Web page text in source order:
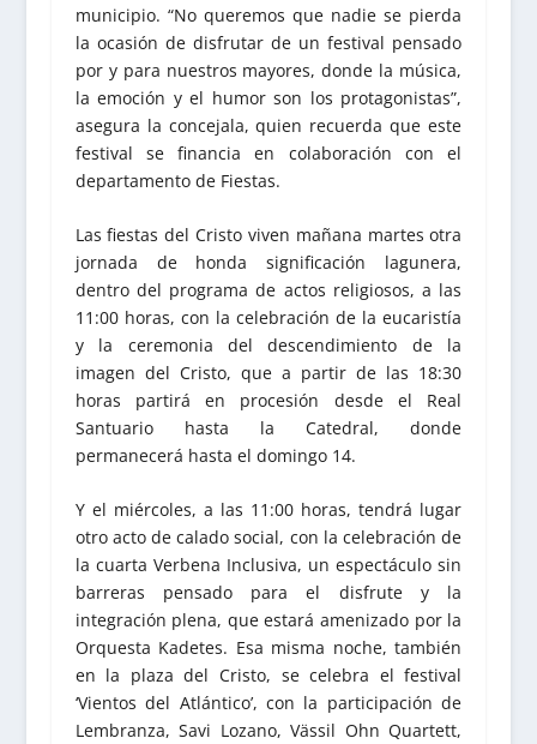
municipio. “No queremos que nadie se pierda
la ocasión de disfrutar de un festival pensado
por y para nuestros mayores, donde la música,
la emoción y el humor son los protagonistas”,
asegura la concejala, quien recuerda que este
festival se financia en colaboración con el
departamento de Fiestas.
Las fiestas del Cristo viven mañana martes otra
jornada de honda significación lagunera,
dentro del programa de actos religiosos, a las
11:00 horas, con la celebración de la eucaristía
y la ceremonia del descendimiento de la
imagen del Cristo, que a partir de las 18:30
horas partirá en procesión desde el Real
Santuario hasta la Catedral, donde
permanecerá hasta el domingo 14.
Y el miércoles, a las 11:00 horas, tendrá lugar
otro acto de calado social, con la celebración de
la cuarta Verbena Inclusiva, un espectáculo sin
barreras pensado para el disfrute y la
integración plena, que estará amenizado por la
Orquesta Kadetes. Esa misma noche, también
en la plaza del Cristo, se celebra el festival
‘Vientos del Atlántico’, con la participación de
Lembranza, Savi Lozano, Vässil Ohn Quartett,